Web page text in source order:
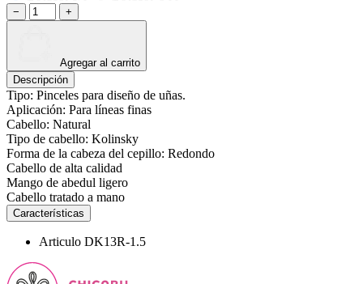
− +
Agregar al carrito
Descripción
Tipo: Pinceles para diseño de uñas.
Aplicación: Para líneas finas
Cabello: Natural
Tipo de cabello: Kolinsky
Forma de la cabeza del cepillo: Redondo
Cabello de alta calidad
Mango de abedul ligero
Cabello tratado a mano
Características
Articulo DK13R-1.5